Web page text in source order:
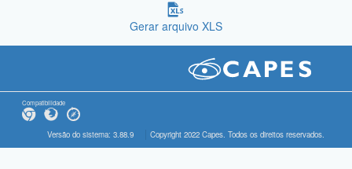
Gerar arquivo XLS
Compatibilidade
Versão do sistema: 3.88.9 Copyright 2022 Capes. Todos os direitos reservados.